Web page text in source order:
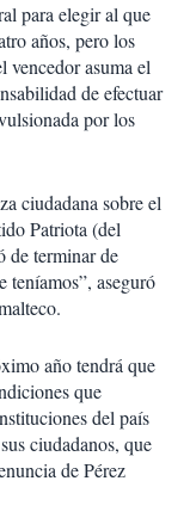
para elegir al que
años, pero los
vencedor asuma el
de efectuar
por los
ciudadana sobre el
Patriota (del
de terminar de
teníamos”, aseguró
año tendrá que
que
del país
ciudadanos, que
de Pérez